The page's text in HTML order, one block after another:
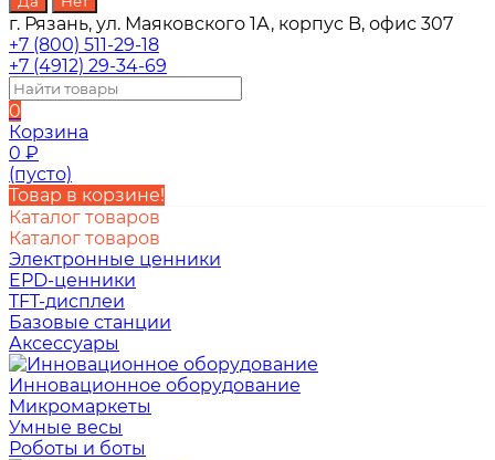
г. Рязань, ул. Маяковского 1А, корпус B, офис 307
+7 (800) 511-29-18
+7 (4912) 29-34-69
0
Корзина
0 ₽
(пусто)
Товар в корзине!
Каталог товаров
Каталог товаров
Электронные ценники
EPD-ценники
TFT-дисплеи
Базовые станции
Аксессуары
Инновационное оборудование
Микромаркеты
Умные весы
Роботы и боты